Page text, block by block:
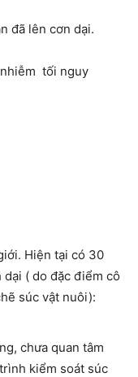
đã lên cơn dại.
tối nguy
Hiện tại có 30
( do đặc điểm cô
súc vật nuôi):
chưa quan tâm
kiểm soát súc